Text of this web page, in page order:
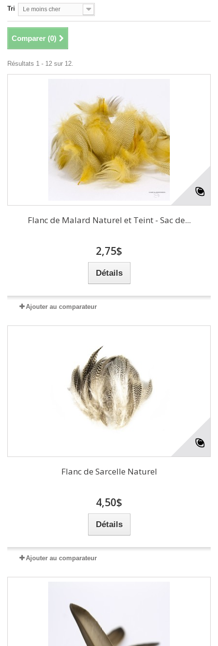
Tri Le moins cher
Comparer (0)
Résultats 1 - 12 sur 12.
Flanc de Malard Naturel et Teint - Sac de...
2,75$
Détails
Ajouter au comparateur
Flanc de Sarcelle Naturel
4,50$
Détails
Ajouter au comparateur